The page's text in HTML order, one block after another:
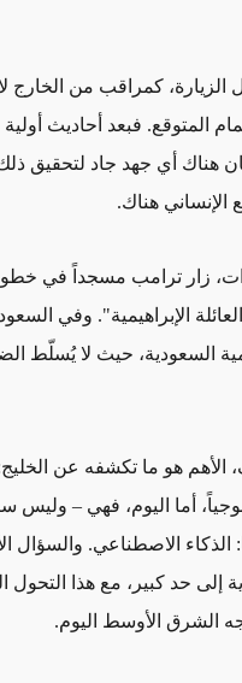
كمراقب من الخارج
المتوقع. فبعد أحاديث
هناك أي جهد جاد لتحقيق
الإنساني هناك.
زار ترامب مسجداً في
الإبراهيمية". وفي
السعودية، حيث لا يُسلّط
الأهم هو ما تكشفه عن
أما اليوم، فهي – وليس
الاصطناعي. والسؤال
إلى حد كبير، مع هذا التحول
الشرق الأوسط اليوم.